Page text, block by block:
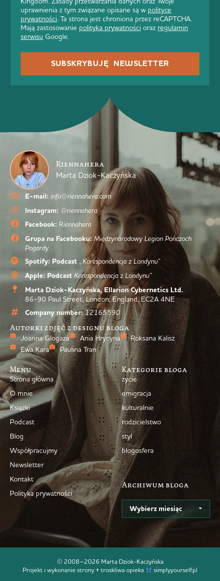
uprawnienia z tym związane opisane są w polityce
prywatności. Ta strona jest chroniona przez reCAPTCHA.
Mają zastosowanie polityka prywatności oraz regulamin
serwisu Google.
SUBSKRYBUJĘ NEWSLETTER
Riennahera
Marta Dziok-Kaczyńska
E-mail: info@riennahera.com
Instagram: @riennahera
Facebook: Riennahera
Grupa na Facebooku: Międzynarodowy Legion Pończoch
Pogardy
Spotify: Podcast „Korespondencja z Londynu”
Apple: Podcast Korespondencja z Londynu”
Marta Dziok-Kaczyńska, Ellarion Cybernetics Ltd.
86-90 Paul Street, London, England, EC2A 4NE
Company number: 12165590
Autorki zdjęć z designu bloga
Joanna Glogaza Ania Hrycyna
Roksana Kalisz
Ewa Kara
Paulina Tran
Menu
Strona główna
O mnie
Książki
Podcast
Blog
Współpracujmy
Newsletter
Kontakt
Polityka prywatności
Kategorie bloga
życie
emigracja
kulturalnie
rodzicielstwo
styl
blogosfera
Archiwum bloga
© 2008–2026 Marta Dziok-Kaczyńska
Projekt i wykonanie strony + troskliwa opieka
simplyyourself.pl